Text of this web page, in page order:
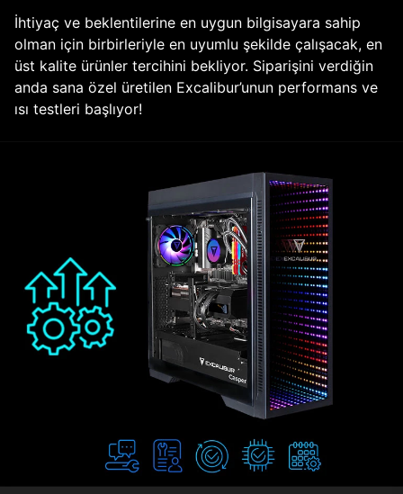
İhtiyaç ve beklentilerine en uygun bilgisayara sahip
olman için birbirleriyle en uyumlu şekilde çalışacak, en
üst kalite ürünler tercihini bekliyor. Siparişini verdiğin
anda sana özel üretilen Excalibur’unun performans ve
ısı testleri başlıyor!